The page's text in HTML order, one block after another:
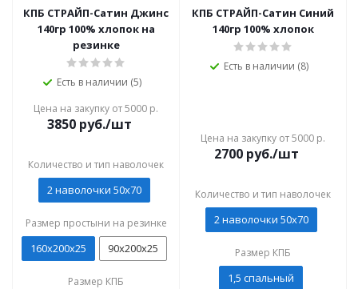
КПБ СТРАЙП-Сатин Джинс
140гр 100% хлопок на
резинке
Есть в наличии (5)
Цена на закупку от 5000 р.
3850 руб./шт
Количество и тип наволочек
2 наволочки 50x70
Размер простыни на резинке
160х200х25 90х200х25
Размер КПБ
КПБ СТРАЙП-Сатин Синий
140гр 100% хлопок
Есть в наличии (8)
Цена на закупку от 5000 р.
2700 руб./шт
Количество и тип наволочек
2 наволочки 50x70
Размер КПБ
1,5 спальный